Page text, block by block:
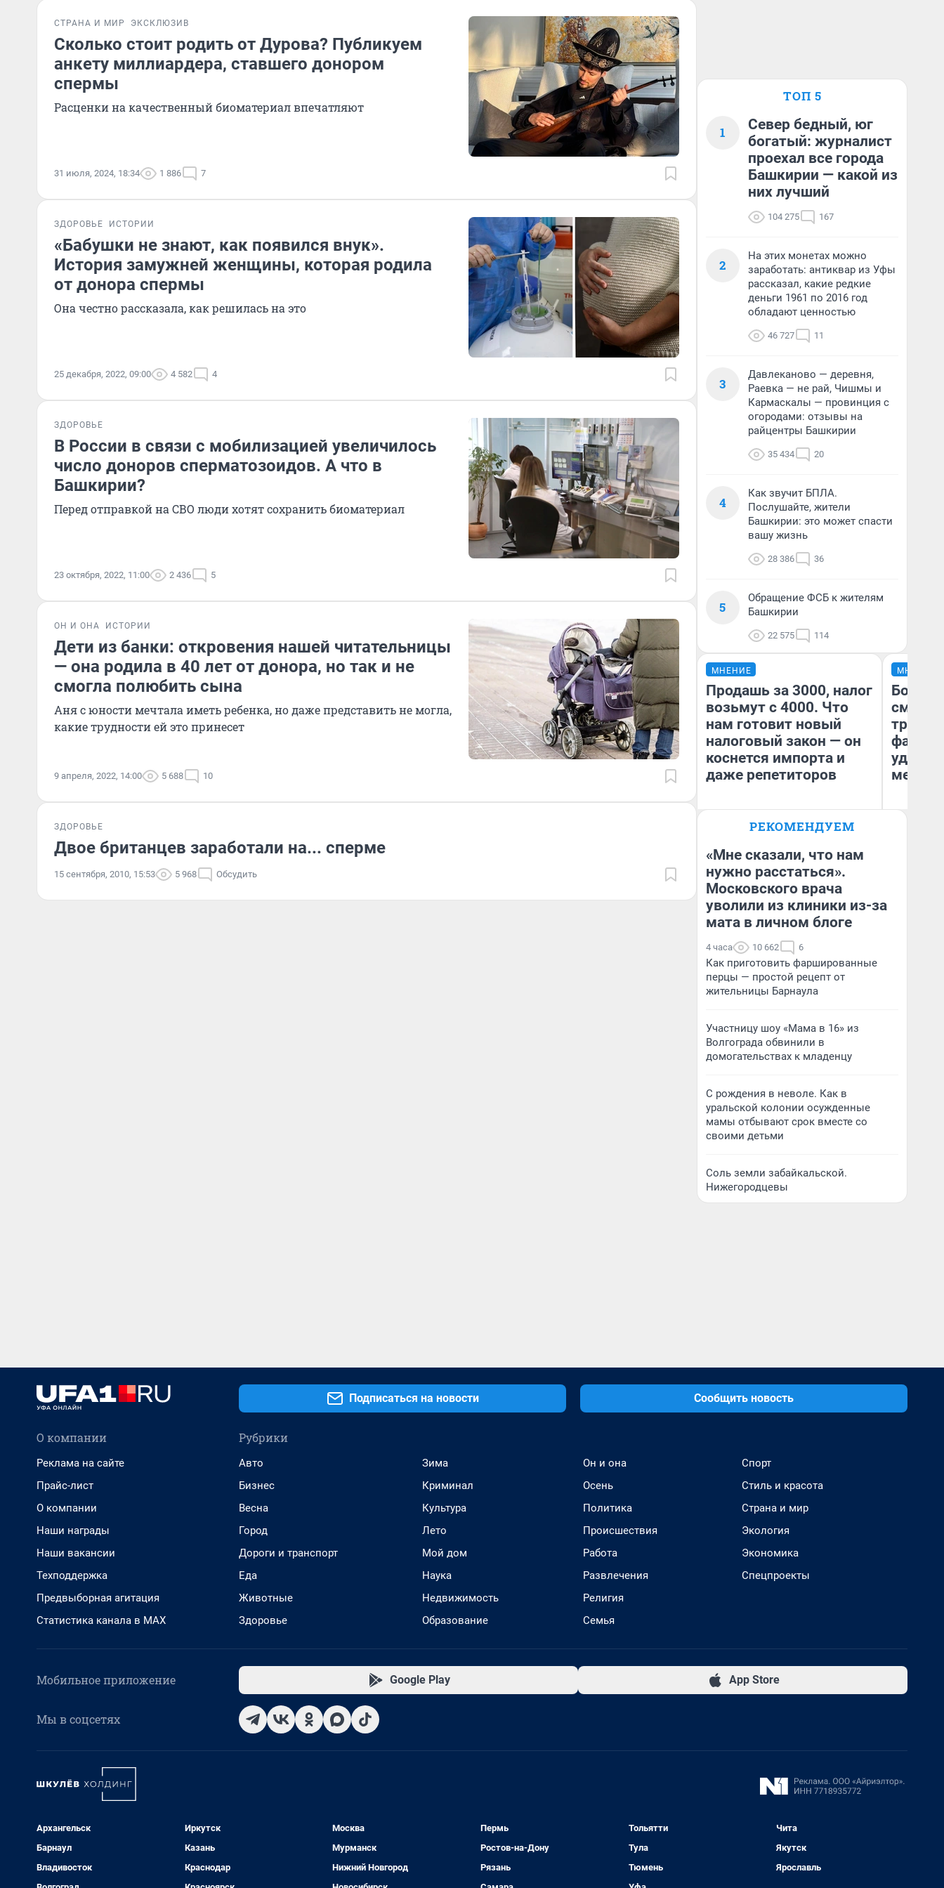
СТРАНА И МИР ЭКСКЛЮЗИВ
Сколько стоит родить от Дурова? Публикуем
анкету миллиардера, ставшего донором
спермы
Расценки на качественный биоматериал впечатляют
31 июля, 2024, 18:34 1 886 7
ЗДОРОВЬЕ ИСТОРИИ
«Бабушки не знают, как появился внук».
История замужней женщины, которая родила
от донора спермы
Она честно рассказала, как решилась на это
25 декабря, 2022, 09:00 4 582 4
ЗДОРОВЬЕ
В России в связи с мобилизацией увеличилось
число доноров сперматозоидов. А что в
Башкирии?
Перед отправкой на СВО люди хотят сохранить биоматериал
23 октября, 2022, 11:00 2 436 5
ОН И ОНА ИСТОРИИ
Дети из банки: откровения нашей читательницы
— она родила в 40 лет от донора, но так и не
смогла полюбить сына
Аня с юности мечтала иметь ребенка, но даже представить не могла,
какие трудности ей это принесет
9 апреля, 2022, 14:00 5 688 10
ЗДОРОВЬЕ
Двое британцев заработали на... сперме
15 сентября, 2010, 15:53 5 968 Обсудить
ТОП 5
1
Север бедный, юг
богатый: журналист
проехал все города
Башкирии — какой из
них лучший
104 275 167
2
На этих монетах можно
заработать: антиквар из Уфы
рассказал, какие редкие
деньги 1961 по 2016 год
обладают ценностью
46 727 11
3
Давлеканово — деревня,
Раевка — не рай, Чишмы и
Кармаскалы — провинция с
огородами: отзывы на
райцентры Башкирии
35 434 20
4
Как звучит БПЛА.
Послушайте, жители
Башкирии: это может спасти
вашу жизнь
28 386 36
5
Обращение ФСБ к жителям
Башкирии
22 575 114
МНЕНИЕ
Продашь за 3000, налог
возьмут с 4000. Что
нам готовит новый
налоговый закон — он
коснется импорта и
даже репетиторов
Анастасия Завгородняя
МНЕНИЕ
месте
РЕКОМЕНДУЕМ
«Мне сказали, что нам
нужно расстаться».
Московского врача
уволили из клиники из-за
мата в личном блоге
4 часа 10 662 6
Как приготовить фаршированные
перцы — простой рецепт от
жительницы Барнаула
Участницу шоу «Мама в 16» из
Волгограда обвинили в
домогательствах к младенцу
С рождения в неволе. Как в
уральской колонии осужденные
мамы отбывают срок вместе со
своими детьми
Соль земли забайкальской.
Нижегородцевы
Подписаться на новости Сообщить новость
О компании
Реклама на сайте
Прайс-лист
О компании
Наши награды
Наши вакансии
Техподдержка
Предвыборная агитация
Статистика канала в MAX
Рубрики
Авто
Бизнес
Весна
Город
Дороги и транспорт
Еда
Животные
Здоровье
Зима
Криминал
Культура
Лето
Мой дом
Наука
Недвижимость
Образование
Он и она
Осень
Политика
Происшествия
Работа
Развлечения
Религия
Семья
Спорт
Стиль и красота
Страна и мир
Экология
Экономика
Спецпроекты
Мобильное приложение Google Play App Store
Мы в соцсетях
Архангельск
Барнаул
Владивосток
Иркутск
Казань
Краснодар
Москва
Мурманск
Нижний Новгород
Пермь
Ростов-на-Дону
Рязань
Тольятти
Тула
Тюмень
Чита
Якутск
Ярославль